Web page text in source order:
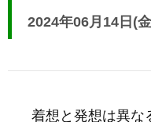
2024年06月14日(
着想と発想は異な